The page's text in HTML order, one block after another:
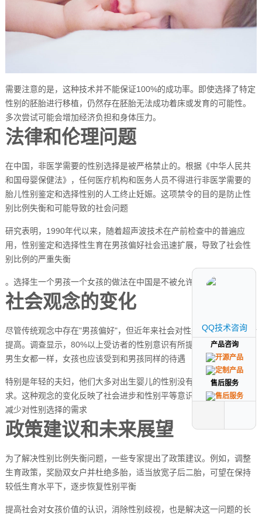
需要注意的是，这种技术并不能保证100%的成功率。即使选择了特定
性别的胚胎进行移植，仍然存在胚胎无法成功着床或发育的可能性。
多次尝试可能会增加经济负担和身体压力。
法律和伦理问题
在中国，非医学需要的性别选择是被严格禁止的。根据《中华人民共
和国母婴保健法》，任何医疗机构和医务人员不得进行非医学需要的
胎儿性别鉴定和选择性别的人工终止妊娠。这项禁令的目的是防止性
别比例失衡和可能导致的社会问题
研究表明，1990年代以来，随着超声波技术在产前检查中的普遍应
用，性别鉴定和选择性生育在男孩偏好社会迅速扩展，导致了社会性
别比例的严重失衡
。选择生一个男孩一个女孩的做法在中国是不被允许的。
社会观念的变化
尽管传统观念中存在"男孩偏好"，但近年来社会对性别平等的认识有所
提高。调查显示，80%以上受访者的性别意识有所提高，他们认为生
男生女都一样，女孩也应该受到和男孩同样的待遇
特别是年轻的夫妇，他们大多对出生婴儿的性别没有特殊的偏好与要
求。这种观念的变化反映了社会进步和性别平等意识的提升，有助于
减少对性别选择的需求
政策建议和未来展望
为了解决性别比例失衡问题，一些专家提出了政策建议。例如，调整
生育政策，奖励双女户并杜绝多胎，适当放宽子后二胎，可望在保持
较低生育水平下，逐步恢复性别平衡
提高社会对女孩价值的认识，消除性别歧视，也是解决这一问题的长
QQ技术咨询
产品咨询
售后服务
QQ技术咨询
产品咨询
售后服务